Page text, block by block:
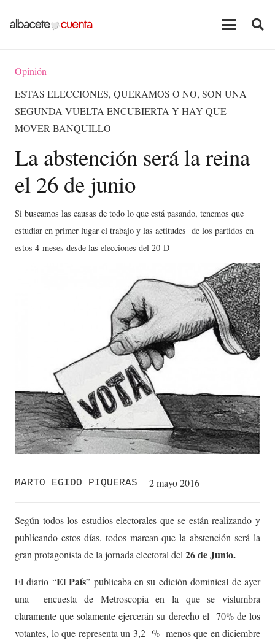
Opinión
ESTAS ELECCIONES, QUERAMOS O NO, SON UNA
SEGUNDA VUELTA ENCUBIERTA Y HAY QUE
MOVER BANQUILLO
La abstención será la reina
el 26 de junio
Si buscamos las causas de todo lo que está pasando, tenemos que
estudiar en primer lugar el trabajo y las actitudes de los partidos en
estos 4 meses desde las elecciones del 20-D
MARTO EGIDO PIQUERAS 2 mayo 2016
Según todos los estudios electorales que se están realizando y
publicando estos días, todos marcan que la abstención será la
gran protagonista de la jornada electoral del 26 de Junio.
El diario “El País” publicaba en su edición dominical de ayer
una encuesta de Metroscopia en la que se vislumbra
claramente que solamente ejercerán su derecho el 70% de los
votantes, lo que representa un 3,2 % menos que en diciembre